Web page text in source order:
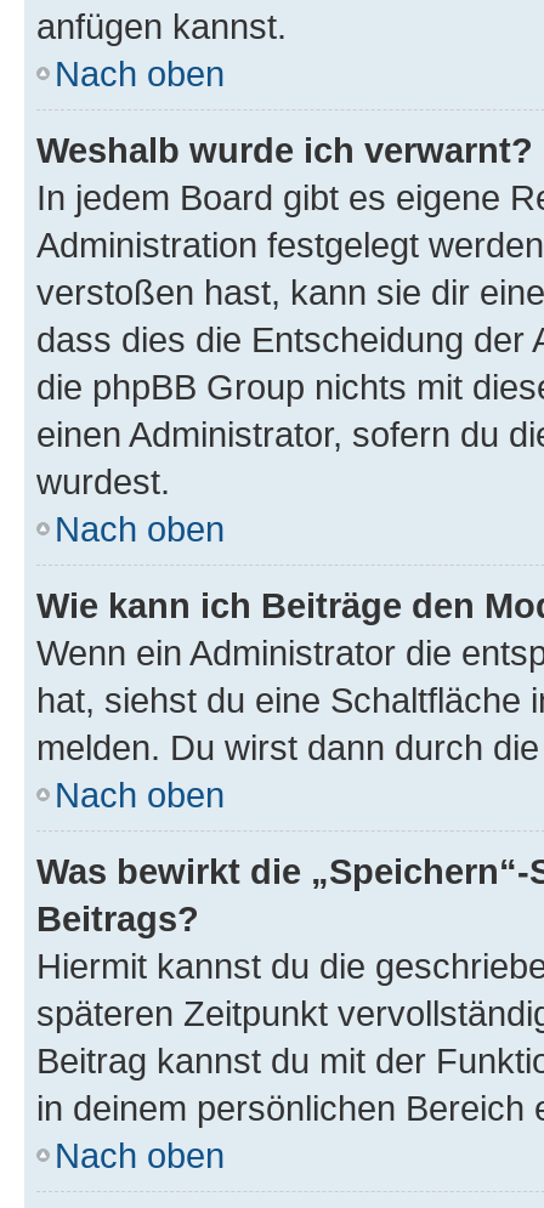
anfügen kannst.
Nach oben
Weshalb wurde ich verwarnt?
In jedem Board gibt es eigene
Administration festgelegt
verstoßen hast, kann sie dir
dass dies die Entscheidung der
die phpBB Group nichts mit
einen Administrator, sofern du
wurdest.
Nach oben
Wie kann ich Beiträge den
Wenn ein Administrator die
hat, siehst du eine Schaltfläche
melden. Du wirst dann durch
Nach oben
Was bewirkt die
Beitrags?
Hiermit kannst du die
späteren Zeitpunkt
Beitrag kannst du mit der
in deinem persönlichen Bereich
Nach oben